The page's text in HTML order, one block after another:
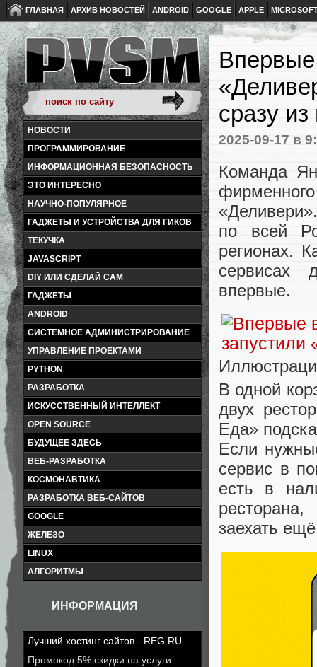
ГЛАВНАЯ АРХИВ НОВОСТЕЙ ANDROID GOOGLE APPLE
НОВОСТИ
ПРОГРАММИРОВАНИЕ
ИНФОРМАЦИОННАЯ БЕЗОПАСНОСТЬ
ЭТО ИНТЕРЕСНО
НАУЧНО-ПОПУЛЯРНОЕ
ГАДЖЕТЫ И УСТРОЙСТВА ДЛЯ ГИКОВ
ТЕКУЧКА
JAVASCRIPT
DIY ИЛИ СДЕЛАЙ САМ
ГАДЖЕТЫ
ANDROID
СИСТЕМНОЕ АДМИНИСТРИРОВАНИЕ
УПРАВЛЕНИЕ ПРОЕКТАМИ
PYTHON
РАЗРАБОТКА
ИСКУССТВЕННЫЙ ИНТЕЛЛЕКТ
OPEN SOURCE
БУДУЩЕЕ ЗДЕСЬ
ВЕБ-РАЗРАБОТКА
КОСМОНАВТИКА
РАЗРАБОТКА ВЕБ-САЙТОВ
GOOGLE
ЖЕЛЕЗО
LINUX
АЛГОРИТМЫ
ИНФОРМАЦИЯ
Лучший хостинг сайтов - REG.RU
Промокод 5% скидки на услуги
сразу
2025-09-17 в
Команда
по всей
регионах.
сервисах
впервые.
В одной
двух
Еда»
Если
сервис в
есть в
заехать